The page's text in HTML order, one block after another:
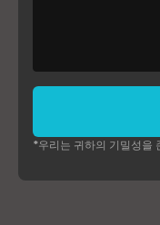
*우리는 귀하의 기밀성을